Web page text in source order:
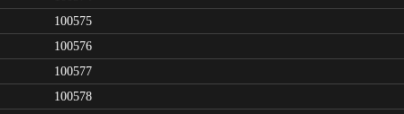
100575
100576
100577
100578